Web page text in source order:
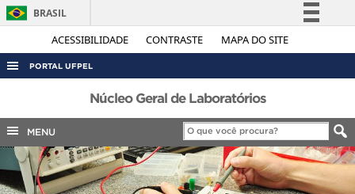
ACESSIBILIDADE CONTRASTE MAPA DO SITE
BRASIL
Simplifique!
Legislação
Canais
PORTAL UFPEL
ACESSO À INFORMAÇÃO
AUDITORIA
COBALTO
CONCURSOS
Núcleo Geral de Laboratórios
MENU